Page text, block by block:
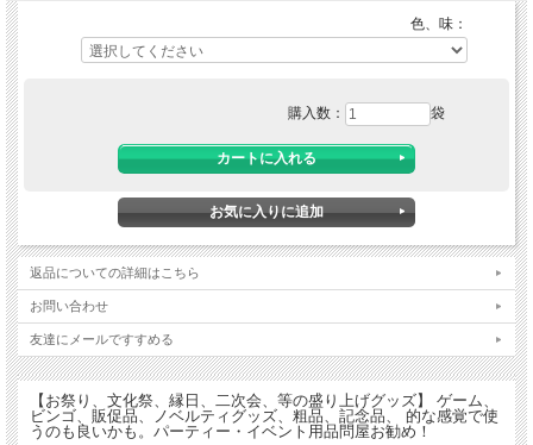
色、味：
購入数： 袋
返品についての詳細はこちら
お問い合わせ
友達にメールですすめる
【お祭り、文化祭、縁日、二次会、等の盛り上げグッズ】 ゲーム、
ビンゴ、販促品、ノベルティグッズ、粗品、記念品、 的な感覚で使
うのも良いかも。パーティー・イベント用品問屋お勧め！